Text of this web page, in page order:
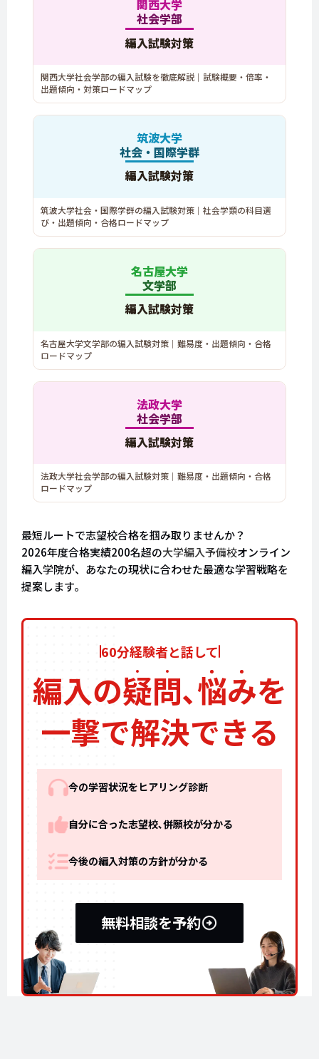
関西大学
社会学部
編入試験対策
関西大学社会学部の編入試験を徹底解説｜試験概要・倍率・
出題傾向・対策ロードマップ
筑波大学
社会・国際学群
編入試験対策
筑波大学社会・国際学群の編入試験対策｜社会学類の科目選
び・出題傾向・合格ロードマップ
名古屋大学
文学部
編入試験対策
名古屋大学文学部の編入試験対策｜難易度・出題傾向・合格
ロードマップ
法政大学
社会学部
編入試験対策
法政大学社会学部の編入試験対策｜難易度・出題傾向・合格
ロードマップ
最短ルートで志望校合格を掴み取りませんか？
2026年度合格実績200名超の大学編入予備校オンライン
編入学院が、あなたの現状に合わせた最適な学習戦略を
提案します。
60分経験者と話して
編入の疑問､悩みを
一撃で解決できる
今の学習状況をヒアリング診断
自分に合った志望校､併願校が分かる
今後の編入対策の方針が分かる
無料相談を予約